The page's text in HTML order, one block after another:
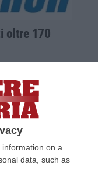
on a
data, such as
oltre 170
anno, la
Bnl